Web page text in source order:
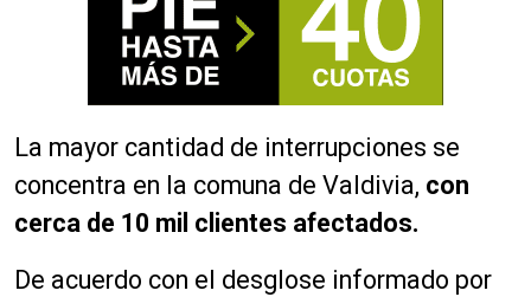
La mayor cantidad de interrupciones se
concentra en la comuna de Valdivia, con
cerca de 10 mil clientes afectados.
De acuerdo con el desglose informado por